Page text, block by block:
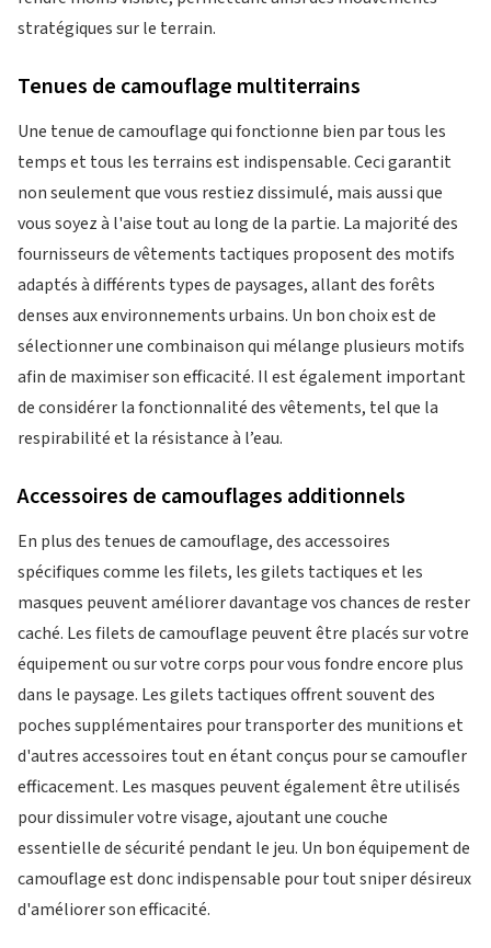
stratégiques sur le terrain.
Tenues de camouflage multiterrains
Une tenue de camouflage qui fonctionne bien par tous les
temps et tous les terrains est indispensable. Ceci garantit
non seulement que vous restiez dissimulé, mais aussi que
vous soyez à l'aise tout au long de la partie. La majorité des
fournisseurs de vêtements tactiques proposent des motifs
adaptés à différents types de paysages, allant des forêts
denses aux environnements urbains. Un bon choix est de
sélectionner une combinaison qui mélange plusieurs motifs
afin de maximiser son efficacité. Il est également important
de considérer la fonctionnalité des vêtements, tel que la
respirabilité et la résistance à l’eau.
Accessoires de camouflages additionnels
En plus des tenues de camouflage, des accessoires
spécifiques comme les filets, les gilets tactiques et les
masques peuvent améliorer davantage vos chances de rester
caché. Les filets de camouflage peuvent être placés sur votre
équipement ou sur votre corps pour vous fondre encore plus
dans le paysage. Les gilets tactiques offrent souvent des
poches supplémentaires pour transporter des munitions et
d'autres accessoires tout en étant conçus pour se camoufler
efficacement. Les masques peuvent également être utilisés
pour dissimuler votre visage, ajoutant une couche
essentielle de sécurité pendant le jeu. Un bon équipement de
camouflage est donc indispensable pour tout sniper désireux
d'améliorer son efficacité.